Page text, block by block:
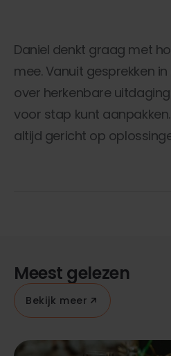
Daniel denkt graag met
mee. Vanuit gesprekken
over herkenbare
voor stap kunt
altijd gericht op
Meest gelezen
Bekijk meer